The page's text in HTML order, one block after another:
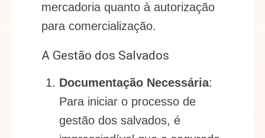
mercadoria quanto à autorização
para comercialização.
A Gestão dos Salvados
Documentação Necessária:
Para iniciar o processo de
gestão dos salvados, é